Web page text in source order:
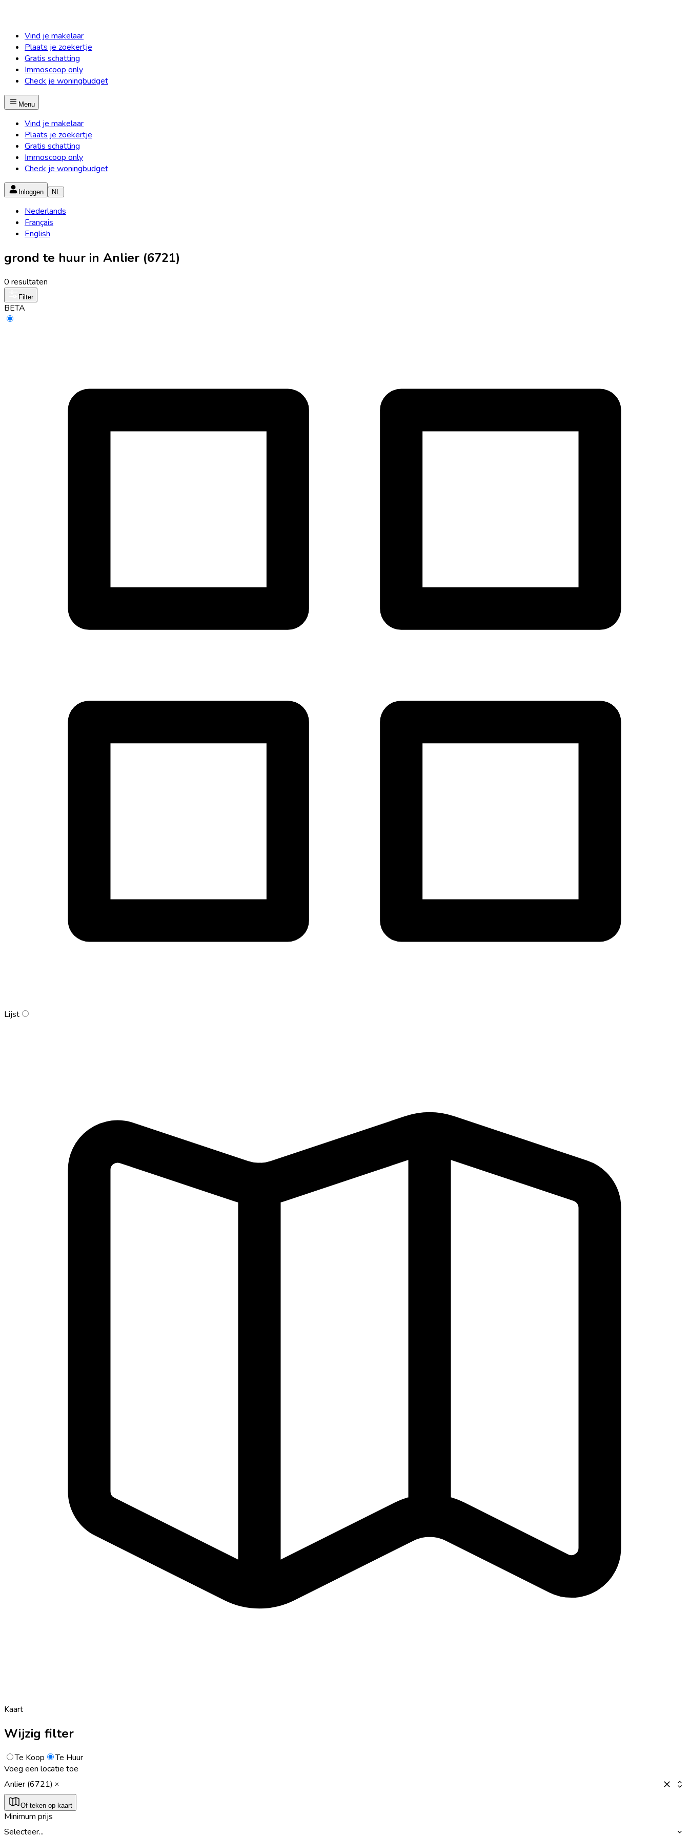
Vind je makelaar
Plaats je zoekertje
Gratis schatting
Immoscoop only
Check je woningbudget
Menu
Vind je makelaar
Plaats je zoekertje
Gratis schatting
Immoscoop only
Check je woningbudget
Inloggen NL
Nederlands
Français
English
grond te huur in Anlier (6721)
0 resultaten
Filter
BETA
Lijst
Kaart
Wijzig filter
Te Koop
Te Huur
Voeg een locatie toe
Anlier (6721)
Of teken op kaart
Minimum prijs
Selecteer...